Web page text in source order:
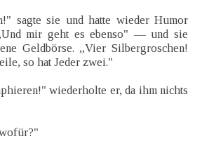
sagte sie und hatte wieder Humor
mir geht es ebenso" — und sie
Geldbörse. „Vier Silbergroschen!
so hat Jeder zwei."
wiederholte er, da ihm nichts